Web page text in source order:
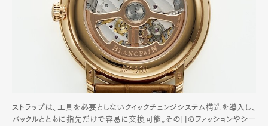
ストラップは、工具を必要としないクイックチェンジシステム構造を導入し、
バックルとともに指先だけで容易に交換可能。その日のファッションやシー